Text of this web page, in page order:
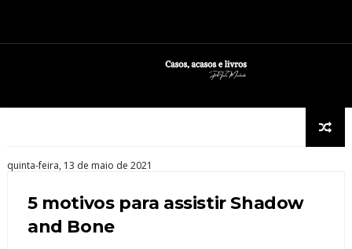
quinta-feira, 13 de maio de 2021
5 motivos para assistir Shadow
and Bone